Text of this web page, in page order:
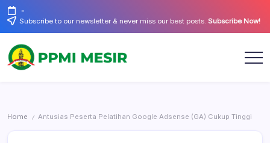
Skip
to
content
-
Subscribe to our newsletter & never miss our best posts. Subscribe Now!
Home / Antusias Peserta Pelatihan Google Adsense (GA) Cukup Tinggi